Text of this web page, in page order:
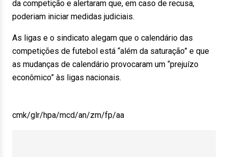
da competição e alertaram que, em caso de recusa,
poderiam iniciar medidas judiciais.
As ligas e o sindicato alegam que o calendário das
competições de futebol está “além da saturação” e que
as mudanças de calendário provocaram um “prejuízo
econômico” às ligas nacionais.
cmk/glr/hpa/mcd/an/zm/fp/aa